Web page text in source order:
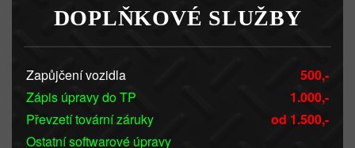
DOPLŇKOVÉ SLUŽBY
Zapůjčení vozidla
500,-
Zápis úpravy do TP
1.000,-
Převzetí tovární záruky
od 1.500,-
Ostatní softwarové úpravy